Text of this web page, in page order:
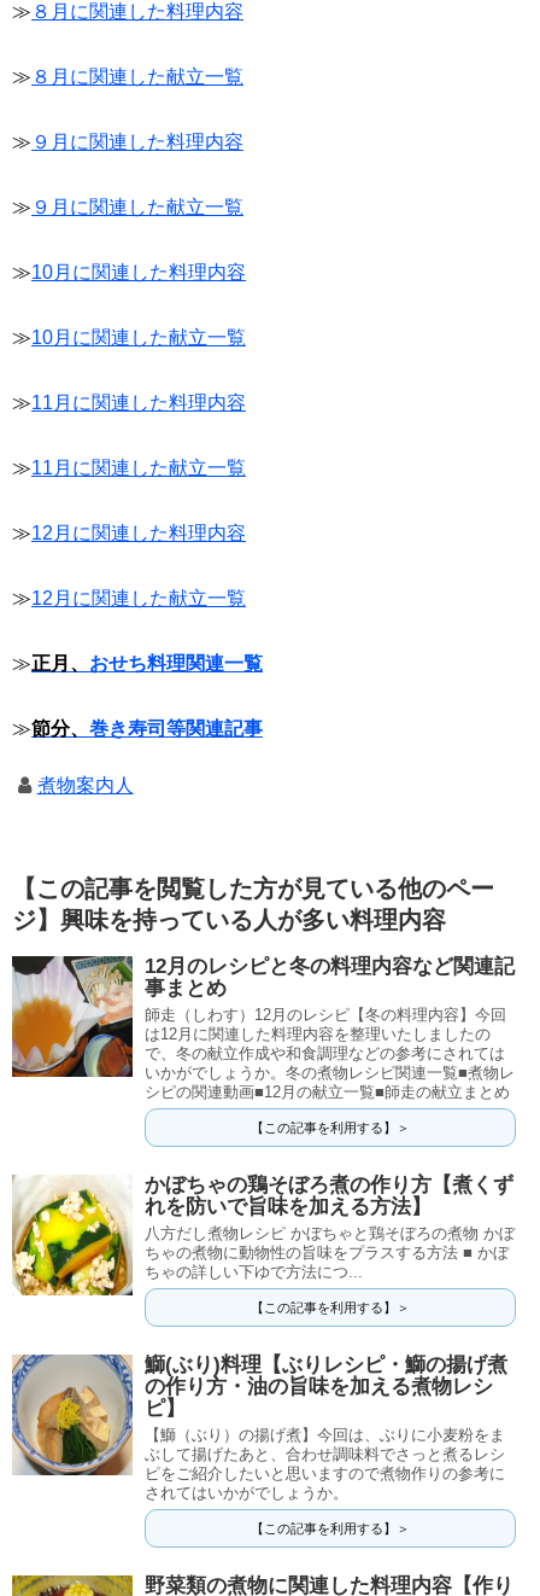
≫ ８月に関連した料理内容
≫ ８月に関連した献立一覧
≫ ９月に関連した料理内容
≫ ９月に関連した献立一覧
≫10月に関連した料理内容
≫10月に関連した献立一覧
≫11月に関連した料理内容
≫11月に関連した献立一覧
≫12月に関連した料理内容
≫12月に関連した献立一覧
≫正月、 おせち料理関連一覧
≫節分、 巻き寿司等関連記事
煮物案内人
【この記事を閲覧した方が見ている他のペー
ジ】興味を持っている人が多い料理内容
12月のレシピと冬の料理内容など関連記
事まとめ
師走（しわす）12月のレシピ【冬の料理内容】今回
は12月に関連した料理内容を整理いたしましたの
で、冬の献立作成や和食調理などの参考にされては
いかがでしょうか。冬の煮物レシピ関連一覧■煮物レ
シピの関連動画■12月の献立一覧■師走の献立まとめ
【この記事を利用する】＞
かぼちゃの鶏そぼろ煮の作り方【煮くず
れを防いで旨味を加える方法】
八方だし煮物レシピ かぼちゃと鶏そぼろの煮物 かぼ
ちゃの煮物に動物性の旨味をプラスする方法 ■ かぼ
ちゃの詳しい下ゆで方法につ...
【この記事を利用する】＞
鰤(ぶり)料理【ぶりレシピ・鰤の揚げ煮
の作り方・油の旨味を加える煮物レシ
ピ】
【鰤（ぶり）の揚げ煮】今回は、ぶりに小麦粉をま
ぶして揚げたあと、合わせ調味料でさっと煮るレシ
ピをご紹介したいと思いますので煮物作りの参考に
されてはいかがでしょうか。
【この記事を利用する】＞
野菜類の煮物に関連した料理内容【作り